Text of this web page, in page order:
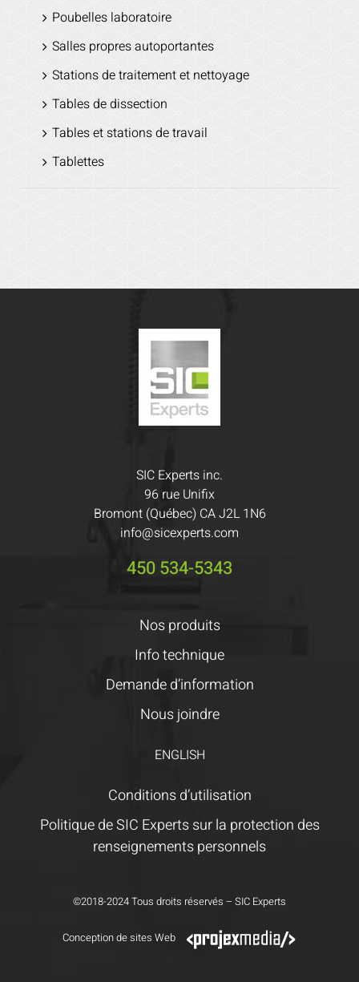
Poubelles laboratoire
Salles propres autoportantes
Stations de traitement et nettoyage
Tables de dissection
Tables et stations de travail
Tablettes
SIC Experts inc.
96 rue Unifix
Bromont (Québec) CA J2L 1N6
info@sicexperts.com
450 534-5343
Nos produits
Info technique
Demande d’information
Nous joindre
ENGLISH
Conditions d’utilisation
Politique de SIC Experts sur la protection des
renseignements personnels
©2018-2024 Tous droits réservés – SIC Experts
Conception de sites Web